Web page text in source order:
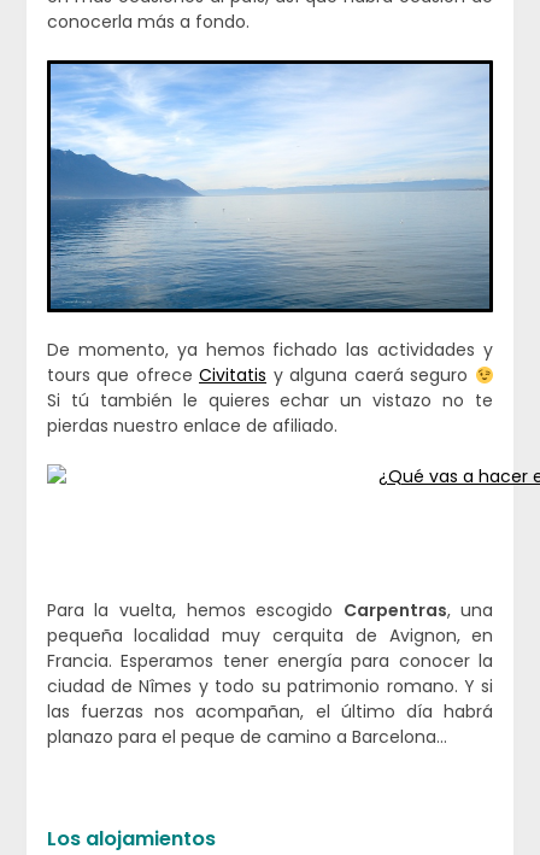
conocerla más a fondo.
De momento, ya hemos fichado las actividades y
tours que ofreceCivitatis y alguna caerá seguro
Si tú también le quieres echar un vistazo no te
pierdas nuestro enlace de afiliado.
Para la vuelta, hemos escogido Carpentras, una
pequeña localidad muy cerquita de Avignon, en
Francia. Esperamos tener energía para conocer la
ciudad de Nîmes y todo su patrimonio romano. Y si
las fuerzas nos acompañan, el último día habrá
planazo para el peque de camino a Barcelona…
Los alojamientos